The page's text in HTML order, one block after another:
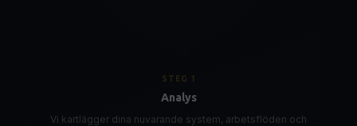
STEG 1
Analys
Vi kartlägger dina nuvarande system, arbetsflöden och